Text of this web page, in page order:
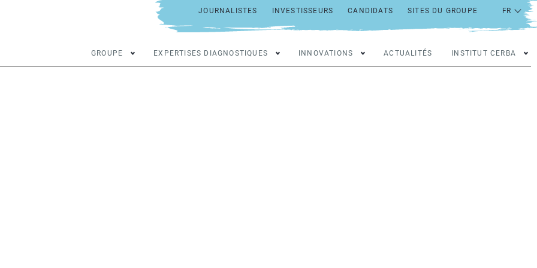
JOURNALISTES INVESTISSEURS CANDIDATS SITES DU GROUPE
GROUPE EXPERTISES DIAGNOSTIQUES INNOVATIONS ACTUALITÉS INSTITUT CERBA